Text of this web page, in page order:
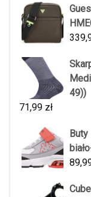
49))
71,99 zł